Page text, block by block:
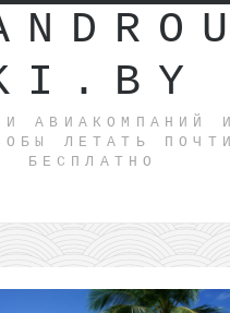
АВИАКОМПАНИЙ И
ЛЕТАТЬ ПОЧТИ
БЕСПЛАТНО